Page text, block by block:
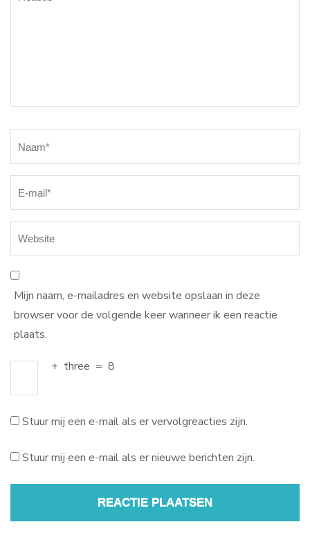
Mijn naam, e-mailadres en website opslaan in deze
browser voor de volgende keer wanneer ik een reactie
plaats.
+ three = 8
Stuur mij een e-mail als er vervolgreacties zijn.
Stuur mij een e-mail als er nieuwe berichten zijn.